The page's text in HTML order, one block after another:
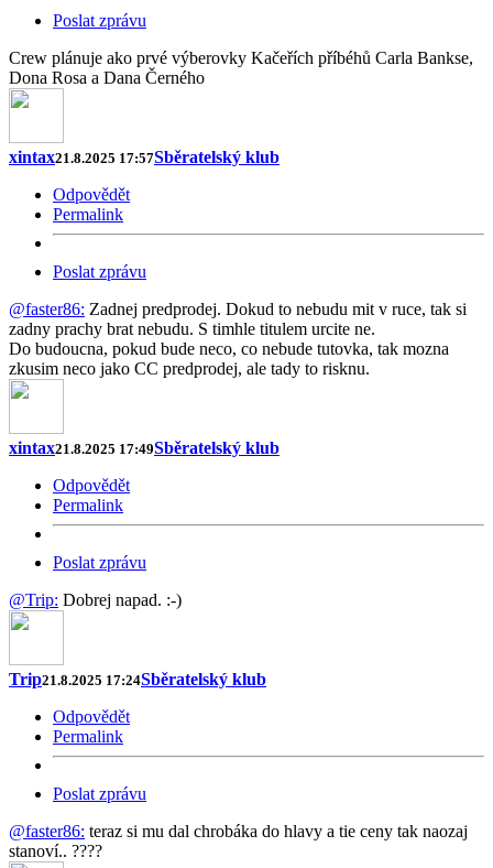
Poslat zprávu
Crew plánuje ako prvé výberovky Kačeřích příbéhů Carla Bankse,
Dona Rosa a Dana Černého
xintax21.8.2025 17:57Sběratelský klub
Odpovědět
Permalink
Poslat zprávu
@faster86: Zadnej predprodej. Dokud to nebudu mit v ruce, tak si
zadny prachy brat nebudu. S timhle titulem urcite ne.
Do budoucna, pokud bude neco, co nebude tutovka, tak mozna
zkusim neco jako CC predprodej, ale tady to risknu.
xintax21.8.2025 17:49Sběratelský klub
Odpovědět
Permalink
Poslat zprávu
@Trip: Dobrej napad. :-)
Trip21.8.2025 17:24Sběratelský klub
Odpovědět
Permalink
Poslat zprávu
@faster86: teraz si mu dal chrobáka do hlavy a tie ceny tak naozaj
stanoví.. ????